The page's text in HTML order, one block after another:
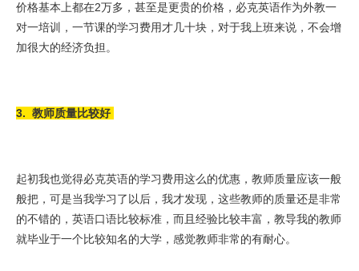
价格基本上都在2万多，甚至是更贵的价格，必克英语作为外教一
对一培训，一节课的学习费用才几十块，对于我上班来说，不会增
加很大的经济负担。
3. 教师质量比较好
起初我也觉得必克英语的学习费用这么的优惠，教师质量应该一般
般把，可是当我学习了以后，我才发现，这些教师的质量还是非常
的不错的，英语口语比较标准，而且经验比较丰富，教导我的教师
就毕业于一个比较知名的大学，感觉教师非常的有耐心。